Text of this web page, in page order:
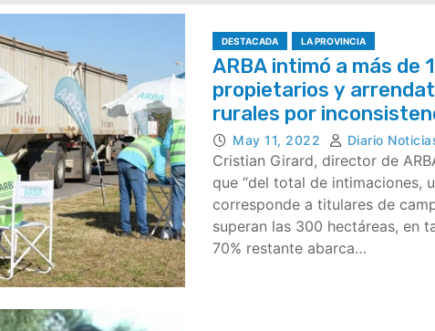
DESTACADA LA PROVINCIA
ARBA intimó a más de
propietarios y
rurales por
Ingresos Brutos
May 11, 2022 Diario
Cristian Girard, director de
que “del total de intimaciones,
corresponde a titulares de
superan las 300 hectáreas, en
70% restante abarca…